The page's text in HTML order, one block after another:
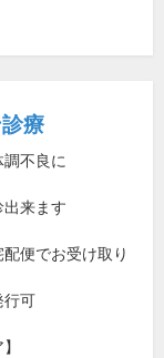
療
不良に
出来ます
便でお受け取り
行可